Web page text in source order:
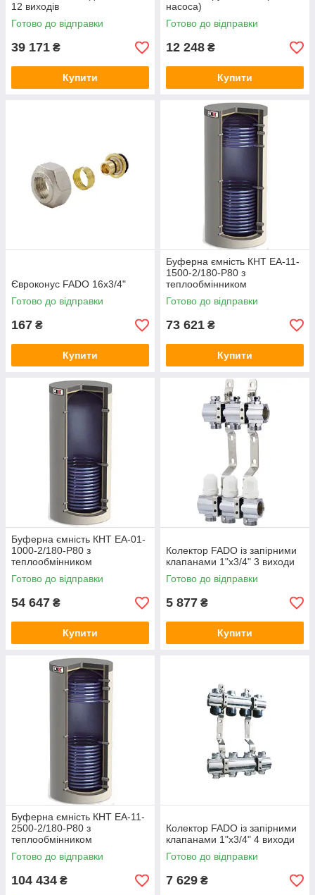
12 виходів
Готово до відправки
39 171 ₴
Купити
насоса)
Готово до відправки
12 248 ₴
Купити
Євроконус FADO 16x3/4"
Готово до відправки
167 ₴
Купити
Буферна ємність КНТ ЕА-11-
1500-2/180-P80 з
теплообмінником
Готово до відправки
73 621 ₴
Купити
Буферна ємність КНТ ЕА-01-
1000-2/180-P80 з
теплообмінником
Готово до відправки
54 647 ₴
Купити
Колектор FADO із запірними
клапанами 1"х3/4" 3 виходи
Готово до відправки
5 877 ₴
Купити
Буферна ємність КНТ ЕА-11-
2500-2/180-P80 з
теплообмінником
Готово до відправки
104 434 ₴
Колектор FADO із запірними
клапанами 1"х3/4" 4 виходи
Готово до відправки
7 629 ₴